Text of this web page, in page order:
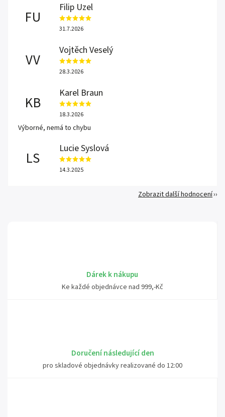
Dárek k nákupu
Ke každé objednávce nad 999,-Kč
Doručení následující den
pro skladové objednávky realizované do 12:00
FU
Filip Uzel
31.7.2026
VV
Vojtěch Veselý
28.3.2026
KB
Karel Braun
18.3.2026
Výborné, nemá to chybu
LS
Lucie Syslová
14.3.2025
Zobrazit další hodnocení